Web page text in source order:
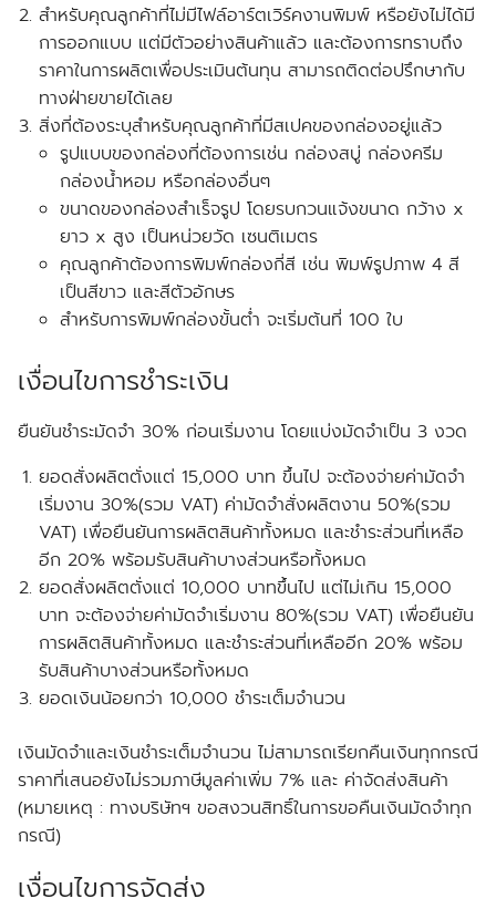
สำหรับคุณลูกค้าที่ไม่มีไฟล์อาร์ตเวิร์คงานพิมพ์ หรือยังไม่ได้มี
การออกแบบ แต่มีตัวอย่างสินค้าแล้ว และต้องการทราบถึง
ราคาในการผลิตเพื่อประเมินต้นทุน สามารถติดต่อปรึกษากับ
ทางฝ่ายขายได้เลย
สิ่งที่ต้องระบุสำหรับคุณลูกค้าที่มีสเปคของกล่องอยู่แล้ว
รูปแบบของกล่องที่ต้องการเช่น กล่องสบู่ กล่องครีม
กล่องน้ำหอม หรือกล่องอื่นๆ
ขนาดของกล่องสำเร็จรูป โดยรบกวนแจ้งขนาด กว้าง x
ยาว x สูง เป็นหน่วยวัด เซนติเมตร
คุณลูกค้าต้องการพิมพ์กล่องกี่สี เช่น พิมพ์รูปภาพ 4 สี
เป็นสีขาว และสีตัวอักษร
สำหรับการพิมพ์กล่องขั้นต่ำ จะเริ่มต้นที่ 100 ใบ
เงื่อนไขการชำระเงิน
ยืนยันชำระมัดจำ 30% ก่อนเริ่มงาน โดยแบ่งมัดจำเป็น 3 งวด
ยอดสั่งผลิตตั่งแต่ 15,000 บาท ขึ้นไป จะต้องจ่ายค่ามัดจำ
เริ่มงาน 30%(รวม VAT) ค่ามัดจำสั่งผลิตงาน 50%(รวม
VAT) เพื่อยืนยันการผลิตสินค้าทั้งหมด และชำระส่วนที่เหลือ
อีก 20% พร้อมรับสินค้าบางส่วนหรือทั้งหมด
ยอดสั่งผลิตตั่งแต่ 10,000 บาทขึ้นไป แต่ไม่เกิน 15,000
บาท จะต้องจ่ายค่ามัดจำเริ่มงาน 80%(รวม VAT) เพื่อยืนยัน
การผลิตสินค้าทั้งหมด และชำระส่วนที่เหลืออีก 20% พร้อม
รับสินค้าบางส่วนหรือทั้งหมด
ยอดเงินน้อยกว่า 10,000 ชำระเต็มจำนวน
เงินมัดจำและเงินชำระเต็มจำนวน ไม่สามารถเรียกคืนเงินทุกกรณี
ราคาที่เสนอยังไม่รวมภาษีมูลค่าเพิ่ม 7% และ ค่าจัดส่งสินค้า
(หมายเหตุ : ทางบริษัทฯ ขอสงวนสิทธิ์ในการขอคืนเงินมัดจำทุก
กรณี)
เงื่อนไขการจัดส่ง